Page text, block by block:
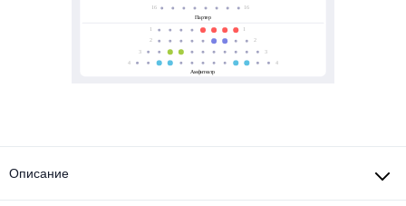
Описание